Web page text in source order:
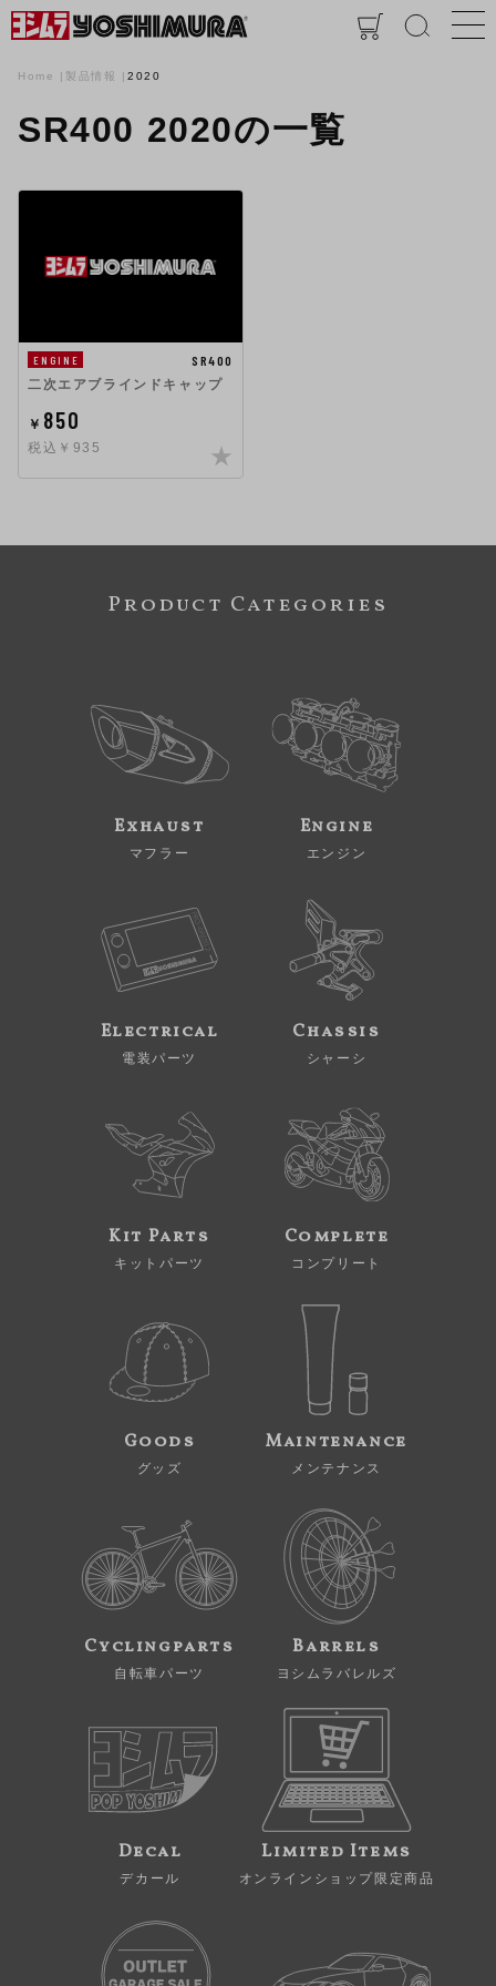
Home 製品情報 2020
SR400 2020の一覧
ENGINE
SR400
二次エアブラインドキャップ
￥ 850
税込￥935
Product Categories
Exhaust
マフラー
Engine
エンジン
Electrical
電装パーツ
Chassis
シャーシ
Kit Parts
キットパーツ
Complete
コンプリート
Goods
グッズ
Maintenance
メンテナンス
Cyclingparts
自転車パーツ
Barrels
ヨシムラバレルズ
Decal
デカール
Limited Items
オンラインショップ限定商品